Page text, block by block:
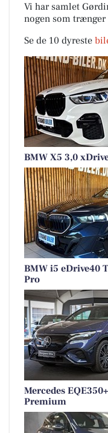
Vi har samlet
nogen som
Se de 10 dyreste
BMW X5 3,0
BMW i5 eDrive40
Pro
Mercedes
Premium